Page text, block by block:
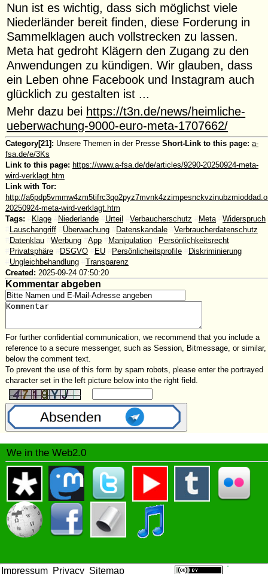
Nun ist es wichtig, dass sich möglichst viele
Niederländer bereit finden, diese Forderung in
Sammelklagen auch vollstrecken zu lassen.
Meta hat gedroht Klägern den Zugang zu den
Anwendungen zu kündigen. Wir glauben, dass
ein Leben ohne Facebook und Instagram auch
glücklich zu gestalten ist ...
Mehr dazu bei https://t3n.de/news/heimliche-
ueberwachung-9000-euro-meta-1707662/
Category[21]: Unsere Themen in der Presse Short-Link to this page: a-
fsa.de/e/3Ks
Link to this page: https://www.a-fsa.de/de/articles/9290-20250924-meta-
wird-verklagt.htm
Link with Tor:
http://
20250924-meta-wird-verklagt.htm
Tags:
Klage Niederlande Urteil Verbaucherschutz Meta
Widerspruch
Lauschangriff Überwachung Datenskandale
Verbraucherdatenschutz
Datenklau Werbung App Manipulation
Persönlichkeitsrecht
Privatsphäre DSGVO EU Persönlicheitsprofile
Diskriminierung
Ungleichbehandlung
Transparenz
Created: 2025-09-24 07:50:20
Kommentar abgeben
For further confidential communication, we recommend that you include a
reference to a secure messenger, such as Session, Bitmessage, or similar,
below the comment text.
To prevent the use of this form by spam robots, please enter the portrayed
character set in the left picture below into the right field.
We in the Web2.0
Impressum Privacy Sitemap